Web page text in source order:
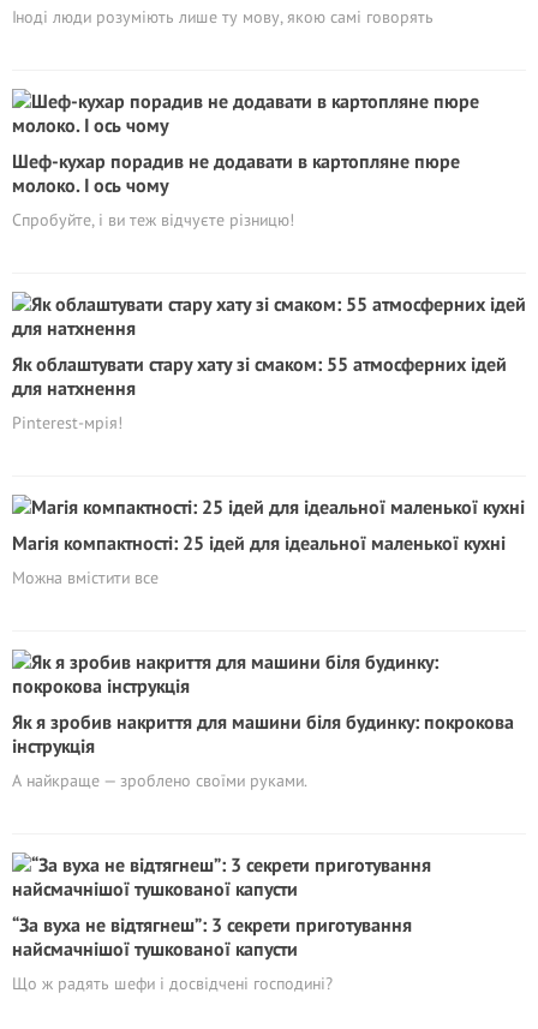
Іноді люди розуміють лише ту мову, якою самі говорять
Шеф-кухар порадив не додавати в картопляне пюре
молоко. I ось чому
Спробуйте, і ви теж відчуєте різницю!
Як облаштувати стару хату зі смаком: 55 атмосферних ідей
для натхнення
Pinterest-мрія!
Магія компактності: 25 ідей для ідеальної маленької кухні
Можна вмістити все
Як я зробив накриття для машини біля будинку: покрокова
інструкція
А найкраще — зроблено своїми руками.
“За вуха не відтягнеш”: 3 секрети приготування
найсмачнішої тушкованої капусти
Що ж радять шефи і досвідчені господині?